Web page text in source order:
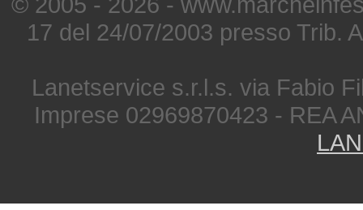
17 del 24/07/2003 presso Trib.
Lanetservice s.r.l.s. via Fabio
Imprese 02969870423 - REA